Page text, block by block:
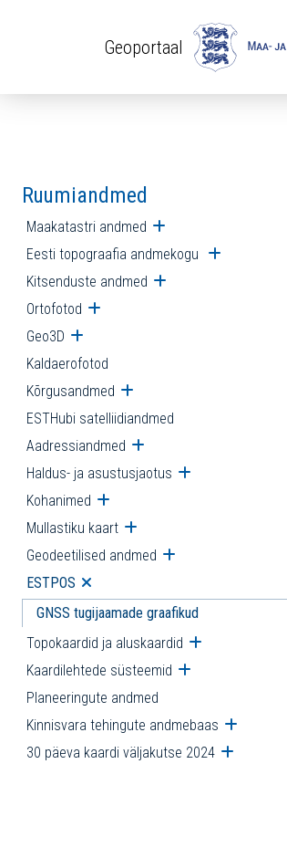
Geoportaal
Ruumiandmed
Maakatastri andmed Ava alammenüü
Eesti topograafia andmekogu Ava
Kitsenduste andmed Ava alammenüü
Ortofotod Ava alammenüü
Geo3D Ava alammenüü
Kaldaerofotod
Kõrgusandmed Ava alammenüü
ESTHubi satelliidiandmed
Aadressiandmed Ava alammenüü
Haldus- ja asustusjaotus Ava
Kohanimed Ava alammenüü
Mullastiku kaart Ava alammenüü
Geodeetilised andmed Ava alammenüü
ESTPOS Ava alammenüü
GNSS tugijaamade graafikud
Topokaardid ja aluskaardid Ava
Kaardilehtede süsteemid Ava
Planeeringute andmed
Kinnisvara tehingute andmebaas Ava
30 päeva kaardi väljakutse 2024 Ava